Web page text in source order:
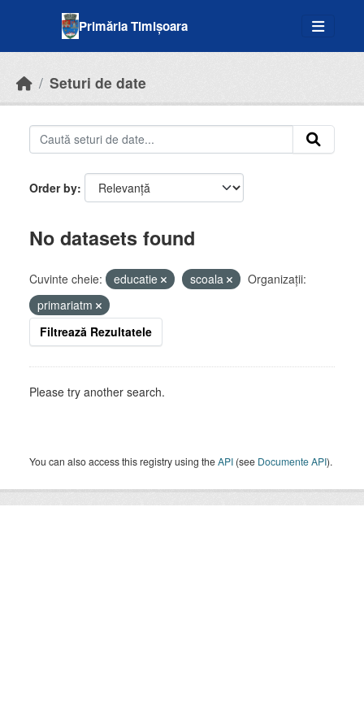
Primăria Timișoara
Seturi de date
Order by
No datasets found
Cuvinte cheie: educatie scoala
Organizații:
primariatm
Filtrează Rezultatele
Please try another search.
You can also access this registry using theAPI (see Documente API).